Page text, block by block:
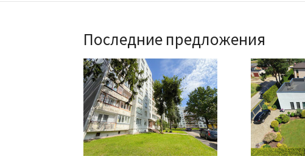
Последние предложения